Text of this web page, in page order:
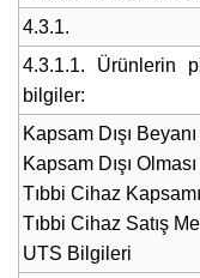
4.3.1.
4.3.1.1. Ürünlerin
bilgiler:
Kapsam Dışı Beyanı
Kapsam Dışı
Tıbbi Cihaz
Tıbbi Cihaz Satış
UTS Bilgileri